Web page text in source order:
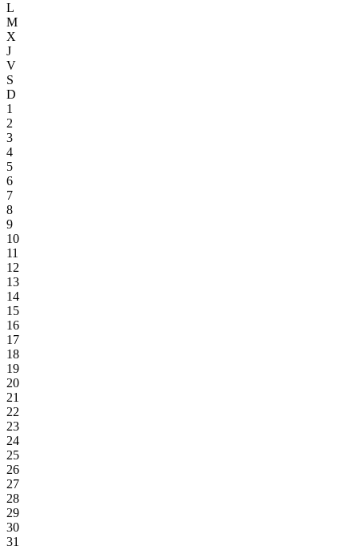
L
M
X
J
V
S
D
1
2
3
4
5
6
7
8
9
10
11
12
13
14
15
16
17
18
19
20
21
22
23
24
25
26
27
28
29
30
31